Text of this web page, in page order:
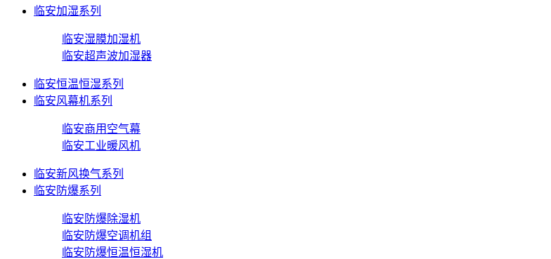
临安加湿系列
临安湿膜加湿机
临安超声波加湿器
临安恒温恒湿系列
临安风幕机系列
临安商用空气幕
临安工业暖风机
临安新风换气系列
临安防爆系列
临安防爆除湿机
临安防爆空调机组
临安防爆恒温恒湿机